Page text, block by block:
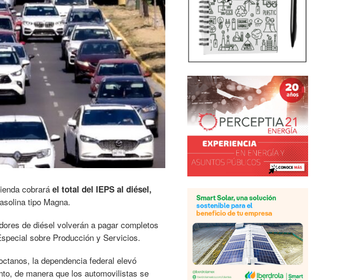
cobrará el total del IEPS al diésel,
tipo Magna.
de diésel volverán a pagar completos
sobre Producción y Servicios.
la dependencia federal elevó
de manera que los automovilistas se